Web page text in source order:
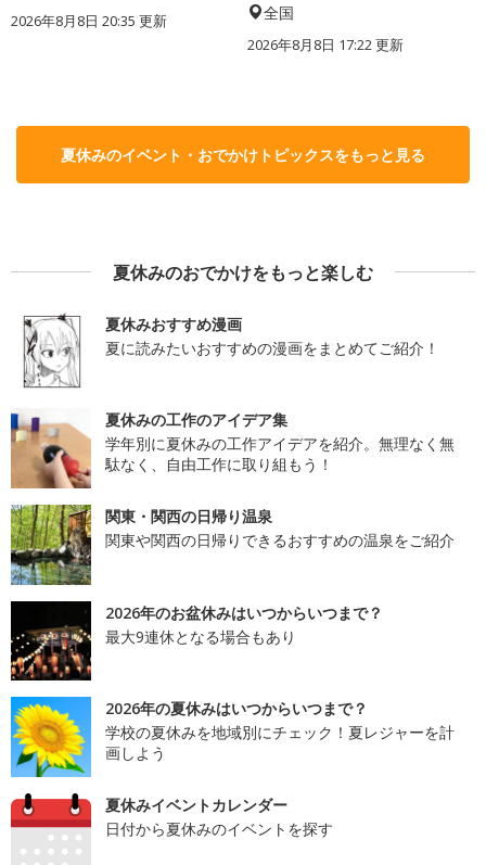
2026年8月8日 20:35 更新 全国
2026年8月8日 17:22更新
夏休みのイベント・おでかけトピックスをもっと見る
夏休みのおでかけをもっと楽しむ
夏休みおすすめ漫画
夏に読みたいおすすめの漫画をまとめてご紹介！
夏休みの工作のアイデア集
学年別に夏休みの工作アイデアを紹介。無理なく無
駄なく、自由工作に取り組もう！
関東・関西の日帰り温泉
関東や関西の日帰りできるおすすめの温泉をご紹介
2026年のお盆休みはいつからいつまで？
最大9連休となる場合もあり
2026年の夏休みはいつからいつまで？
学校の夏休みを地域別にチェック！夏レジャーを計
画しよう
夏休みイベントカレンダー
日付から夏休みのイベントを探す